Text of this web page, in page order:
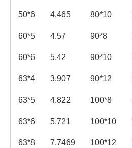
50*6 4.465 80*10
60*5 4.57 90*8
60*6 5.42 90*10
63*4 3.907 90*12
63*5 4.822 100*8
63*6 5.721 100*10
63*8 7.7469 100*12